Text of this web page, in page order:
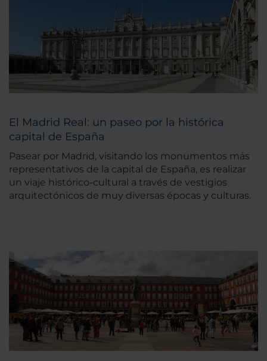
El Madrid Real: un paseo por la histórica
capital de España
Pasear por Madrid, visitando los monumentos más
representativos de la capital de España, es realizar
un viaje histórico-cultural a través de vestigios
arquitectónicos de muy diversas épocas y culturas.